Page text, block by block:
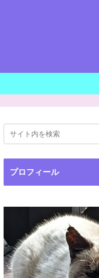
プロフィール